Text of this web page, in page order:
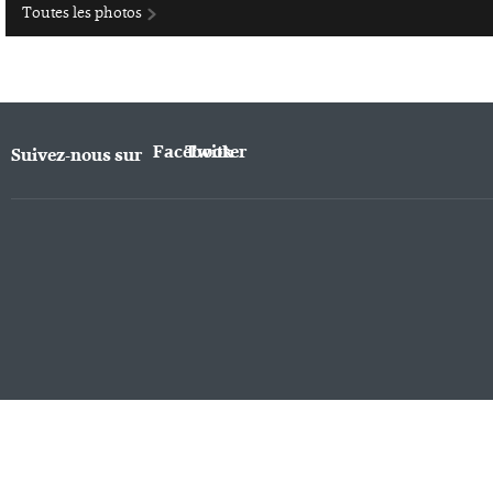
Toutes les photos
Suivez-nous sur Facebook
Twitter